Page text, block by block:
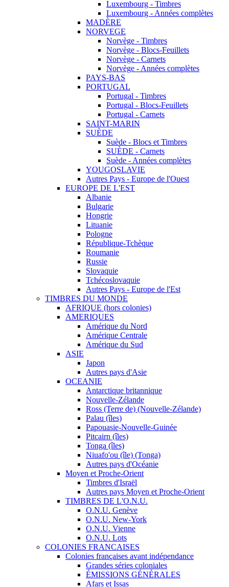
Luxembourg - Timbres
Luxembourg - Années complètes
MADÈRE
NORVEGE
Norvège - Timbres
Norvège - Blocs-Feuillets
Norvège - Carnets
Norvège - Années complètes
PAYS-BAS
PORTUGAL
Portugal - Timbres
Portugal - Blocs-Feuillets
Portugal - Carnets
SAINT-MARIN
SUÈDE
Suède - Blocs et Timbres
SUÈDE - Carnets
Suède - Années complètes
YOUGOSLAVIE
Autres Pays - Europe de l'Ouest
EUROPE DE L'EST
Albanie
Bulgarie
Hongrie
Lituanie
Pologne
République-Tchèque
Roumanie
Russie
Slovaquie
Tchécoslovaquie
Autres Pays - Europe de l'Est
TIMBRES DU MONDE
AFRIQUE (hors colonies)
AMERIQUES
Amérique du Nord
Amérique Centrale
Amérique du Sud
ASIE
Japon
Autres pays d'Asie
OCEANIE
Antarctique britannique
Nouvelle-Zélande
Ross (Terre de) (Nouvelle-Zélande)
Palau (îles)
Papouasie-Nouvelle-Guinée
Pitcairn (îles)
Tonga (îles)
Niuafo'ou (île) (Tonga)
Autres pays d'Océanie
Moyen et Proche-Orient
Timbres d'Israël
Autres pays Moyen et Proche-Orient
TIMBRES DE L'O.N.U.
O.N.U. Genève
O.N.U. New-York
O.N.U. Vienne
O.N.U. Lots
COLONIES FRANCAISES
Colonies françaises avant indépendance
Grandes séries coloniales
ÉMISSIONS GÉNÉRALES
Afars et Issas